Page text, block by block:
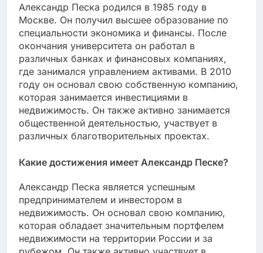
Александр Песка родился в 1985 году в
Москве. Он получил высшее образование по
специальности экономика и финансы. После
окончания университета он работал в
различных банках и финансовых компаниях,
где занимался управлением активами. В 2010
году он основал свою собственную компанию,
которая занимается инвестициями в
недвижимость. Он также активно занимается
общественной деятельностью, участвует в
различных благотворительных проектах.
Какие достижения имеет Александр Песке?
Александр Песка является успешным
предпринимателем и инвестором в
недвижимость. Он основал свою компанию,
которая обладает значительным портфелем
недвижимости на территории России и за